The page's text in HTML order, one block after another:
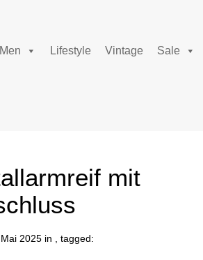
Men Lifestyle Vintage Sale
mit
2025 in , tagged: